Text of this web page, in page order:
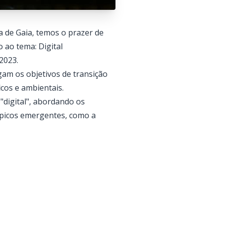
de Gaia, temos o prazer de
ao tema: Digital
os objetivos de transição
e ambientais.
abordando os
emergentes, como a